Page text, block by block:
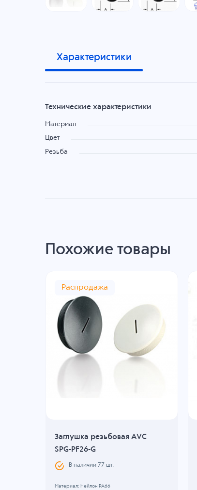
Характеристики
Технические характеристики
Материал
Цвет
Резьба
Похожие товары
Распродажа
Заглушка резьбовая AVC
SPG-PF26-G
В наличии 77 шт.
Материал: Нейлон PA66